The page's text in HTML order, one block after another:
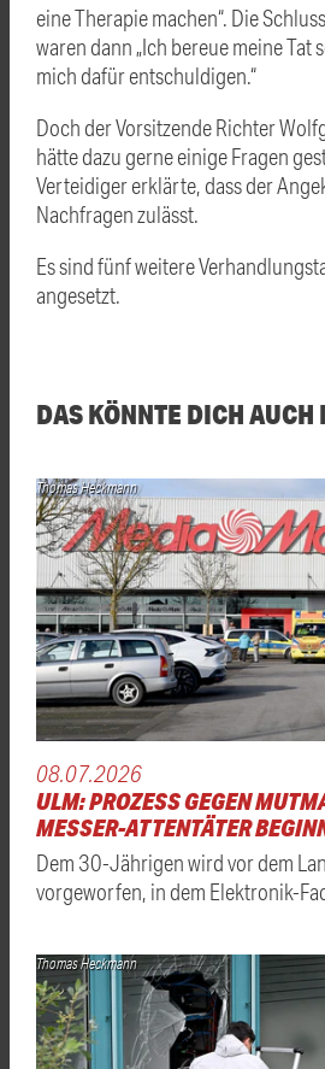
eine Therapie machen“. Die
waren dann „Ich bereue meine Tat
mich dafür entschuldigen.“
Doch der Vorsitzende Richter
hätte dazu gerne einige Fragen
Verteidiger erklärte, dass der
Nachfragen zulässt.
Es sind fünf weitere
angesetzt.
DAS KÖNNTE DICH AUCH
Thomas Heckmann
08.07.2026
ULM: PROZESS GEGEN
ESSER-ATTENTÄTER
Dem 30-Jährigen wird vor dem
vorgeworfen, in dem Elektronik-
Thomas Heckmann